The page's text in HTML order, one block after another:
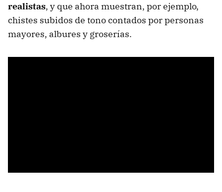
realistas, y que ahora muestran, por ejemplo,
chistes subidos de tono contados por personas
mayores, albures y groserías.